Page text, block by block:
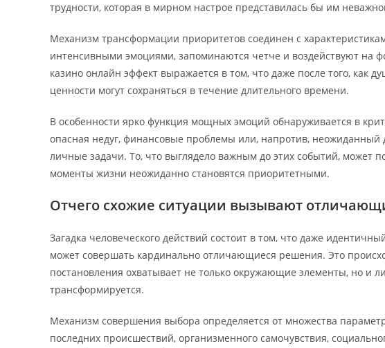
трудности, которая в мирном настрое представилась бы им
Механизм трансформации приоритетов соединен с
интенсивными эмоциями, запоминаются четче и воздействуют на
казино онлайн эффект выражается в том, что даже после того, как
ценности могут сохраняться в течение длительного времени.
В особенности ярко функция мощных эмоций обнаруживается в
опасная недуг, финансовые проблемы или, напротив, неожиданный
личные задачи. То, что выглядело важным до этих событий, может
моменты жизни неожиданно становятся приоритетными.
Отчего схожие ситуации вызывают
Загадка человеческого действий состоит в том, что даже
может совершать кардинально отличающиеся решения. Это
постановления охватывает не только окружающие элементы, но и
трансформируется.
Механизм совершения выбора определяется от множества
последних происшествий, организменного самочувствия,